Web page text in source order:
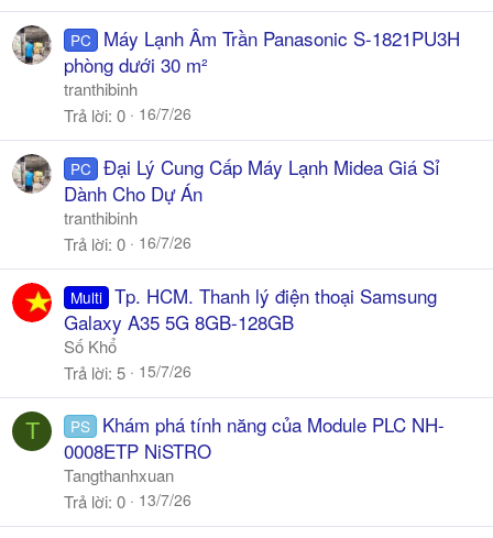
PC
Máy Lạnh Âm Trần Panasonic S-1821PU3H
phòng dưới 30 m²
tranthibinh
Trả lời 0 16/7/26
PC Đại Lý Cung Cấp Máy Lạnh Midea Giá Sỉ
Dành Cho Dự Án
tranthibinh
Trả lời 0 16/7/26
Multi Tp. HCM. Thanh lý điện thoại Samsung
Galaxy A35 5G 8GB-128GB
Số Khổ
Trả lời 5 15/7/26
T PS
Khám phá tính năng của Module PLC NH-
0008ETP NiSTRO
Tangthanhxuan
Trả lời 0 13/7/26